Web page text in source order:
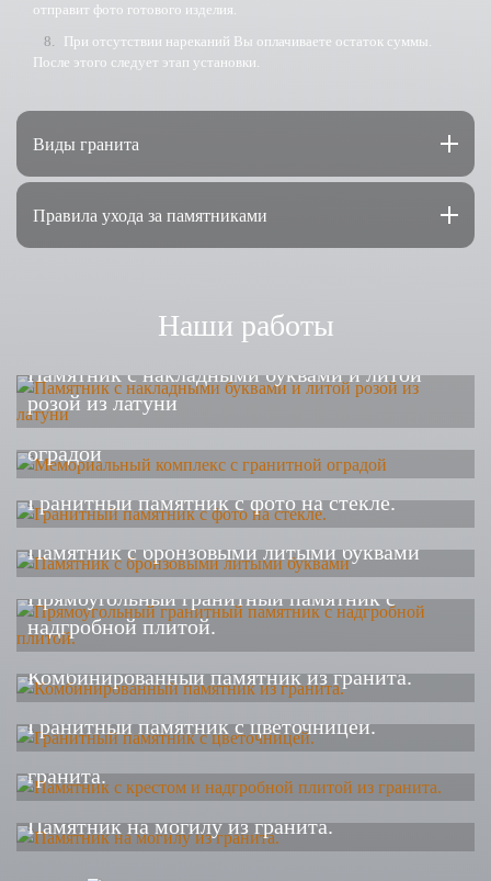
отправит фото готового изделия.
При отсутствии нареканий Вы оплачиваете остаток суммы.
После этого следует этап установки.
Виды гранита
Правила ухода за памятниками
Наши работы
Памятник с накладными буквами и литой
розой из латуни
Мемориальный комплекс с гранитной
оградой
Гранитный памятник с фото на стекле.
Памятник с бронзовыми литыми буквами
Прямоугольный гранитный памятник с
надгробной плитой.
Комбинированный памятник из гранита.
Гранитный памятник с цветочницей.
Памятник с крестом и надгробной плитой из
гранита.
Памятник на могилу из гранита.